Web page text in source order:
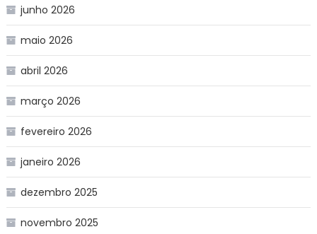
junho 2026
maio 2026
abril 2026
março 2026
fevereiro 2026
janeiro 2026
dezembro 2025
novembro 2025